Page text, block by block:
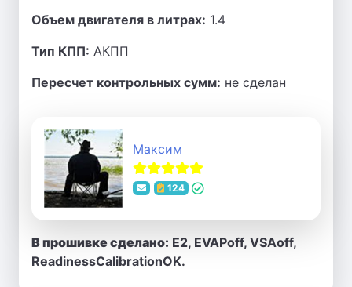
Объем двигателя в литрах: 1.4
Тип КПП: АКПП
Пересчет контрольных сумм: не сделан
Максим
124
В прошивке сделано: E2, EVAPoff, VSAoff,
ReadinessCalibrationOK.